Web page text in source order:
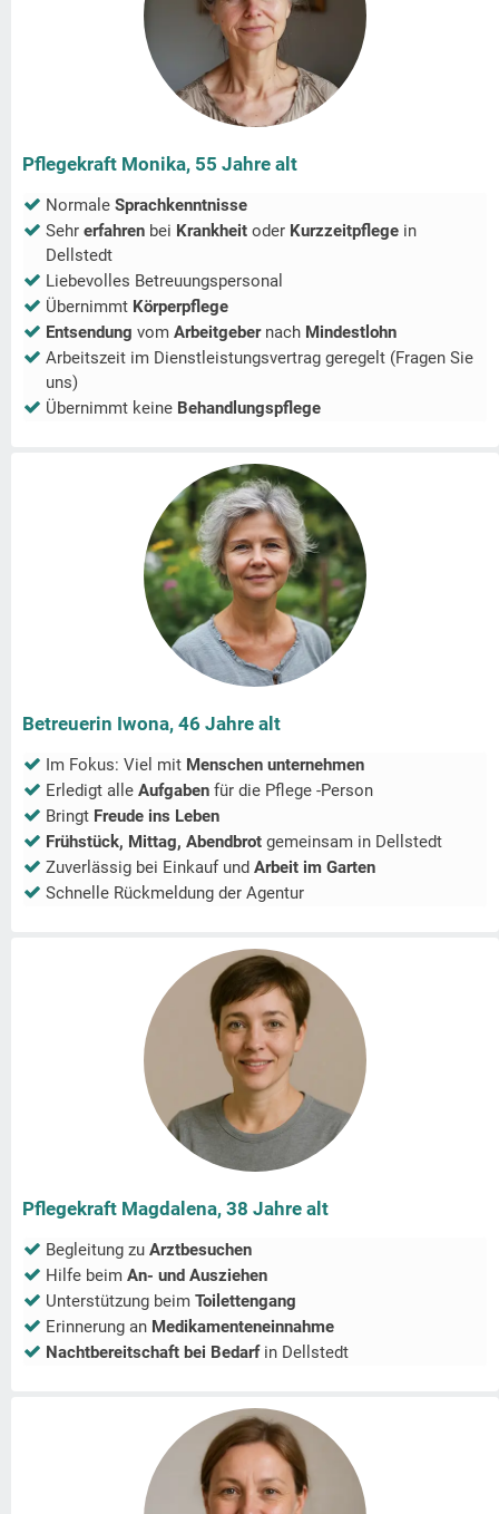
Pflegekraft Monika, 55 Jahre alt
Normale Sprachkenntnisse
Sehr erfahren bei Krankheit oder Kurzzeitpflege in
Dellstedt
Liebevolles Betreuungspersonal
Übernimmt Körperpflege
Entsendung vom Arbeitgeber nach Mindestlohn
Arbeitszeit im Dienstleistungsvertrag geregelt (Fragen Sie
uns)
Übernimmt keine Behandlungspflege
Betreuerin Iwona, 46 Jahre alt
Im Fokus: Viel mit Menschen unternehmen
Erledigt alle Aufgaben für die Pflege -Person
Bringt Freude ins Leben
Frühstück, Mittag, Abendbrot gemeinsam in Dellstedt
Zuverlässig bei Einkauf und Arbeit im Garten
Schnelle Rückmeldung der Agentur
Pflegekraft Magdalena, 38 Jahre alt
Begleitung zu Arztbesuchen
Hilfe beim An- und Ausziehen
Unterstützung beim Toilettengang
Erinnerung an Medikamenteneinnahme
Nachtbereitschaft bei Bedarfin Dellstedt